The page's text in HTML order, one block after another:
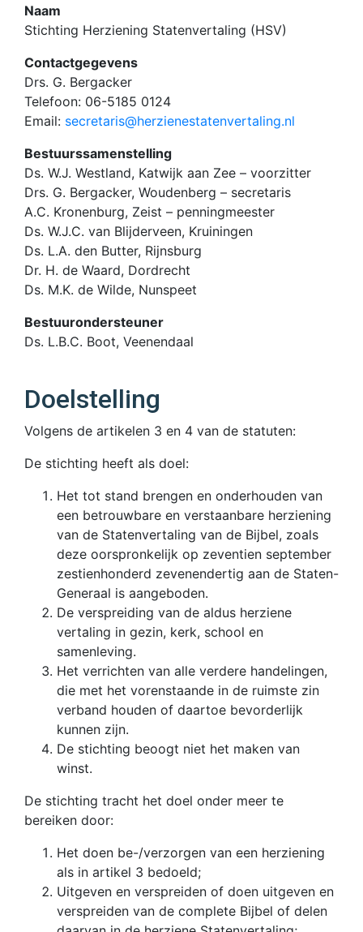
Naam
Stichting Herziening Statenvertaling (HSV)
Contactgegevens
Drs. G. Bergacker
Telefoon: 06-5185 0124
Email: secretaris@herzienestatenvertaling.nl
Bestuurssamenstelling
Ds. W.J. Westland, Katwijk aan Zee – voorzitter
Drs. G. Bergacker, Woudenberg – secretaris
A.C. Kronenburg, Zeist – penningmeester
Ds. W.J.C. van Blijderveen, Kruiningen
Ds. L.A. den Butter, Rijnsburg
Dr. H. de Waard, Dordrecht
Ds. M.K. de Wilde, Nunspeet
Bestuurondersteuner
Ds. L.B.C. Boot, Veenendaal
Doelstelling
Volgens de artikelen 3 en 4 van de statuten:
De stichting heeft als doel:
Het tot stand brengen en onderhouden van
een betrouwbare en verstaanbare herziening
van de Statenvertaling van de Bijbel, zoals
deze oorspronkelijk op zeventien september
zestienhonderd zevenendertig aan de Staten-
Generaal is aangeboden.
De verspreiding van de aldus herziene
vertaling in gezin, kerk, school en
samenleving.
Het verrichten van alle verdere handelingen,
die met het vorenstaande in de ruimste zin
verband houden of daartoe bevorderlijk
kunnen zijn.
De stichting beoogt niet het maken van
winst.
De stichting tracht het doel onder meer te
bereiken door:
Het doen be-/verzorgen van een herziening
als in artikel 3 bedoeld;
Uitgeven en verspreiden of doen uitgeven en
verspreiden van de complete Bijbel of delen